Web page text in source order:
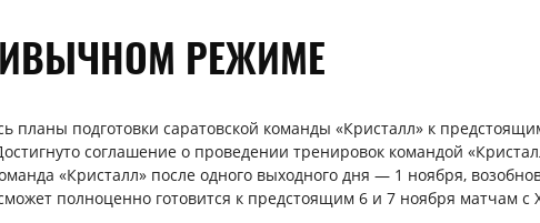
РЕЖИМЕ
планы подготовки саратовской команды «Кристалл» к
соглашение о проведении тренировок командой
«Кристалл» после одного выходного дня — 1 ноября,
полноценно готовится к предстоящим 6 и 7 ноября матчам с